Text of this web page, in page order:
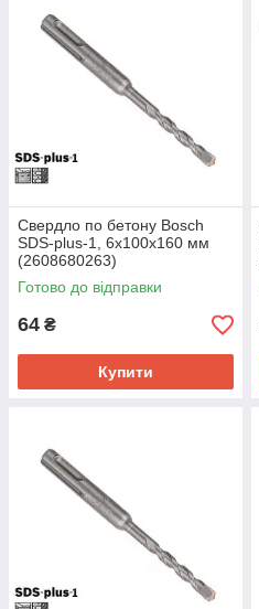
Свердло по бетону Bosch
SDS-plus-1, 6х100х160 мм
(2608680263)
Готово до відправки
64 ₴
Купити